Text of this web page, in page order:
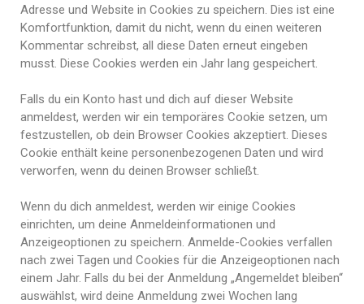
Adresse und Website in Cookies zu speichern. Dies ist eine
Komfortfunktion, damit du nicht, wenn du einen weiteren
Kommentar schreibst, all diese Daten erneut eingeben
musst. Diese Cookies werden ein Jahr lang gespeichert.
Falls du ein Konto hast und dich auf dieser Website
anmeldest, werden wir ein temporäres Cookie setzen, um
festzustellen, ob dein Browser Cookies akzeptiert. Dieses
Cookie enthält keine personenbezogenen Daten und wird
verworfen, wenn du deinen Browser schließt.
Wenn du dich anmeldest, werden wir einige Cookies
einrichten, um deine Anmeldeinformationen und
Anzeigeoptionen zu speichern. Anmelde-Cookies verfallen
nach zwei Tagen und Cookies für die Anzeigeoptionen nach
einem Jahr. Falls du bei der Anmeldung „Angemeldet bleiben“
auswählst, wird deine Anmeldung zwei Wochen lang